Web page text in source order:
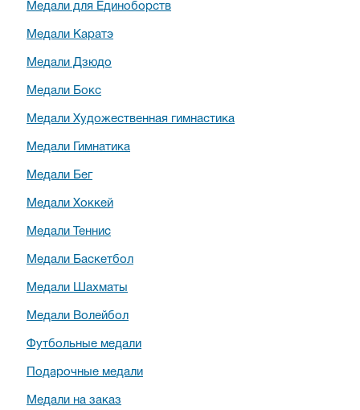
Медали для Единоборств
Медали Каратэ
Медали Дзюдо
Медали Бокс
Медали Художественная гимнастика
Медали Гимнатика
Медали Бег
Медали Хоккей
Медали Теннис
Медали Баскетбол
Медали Шахматы
Медали Волейбол
Футбольные медали
Подарочные медали
Медали на заказ